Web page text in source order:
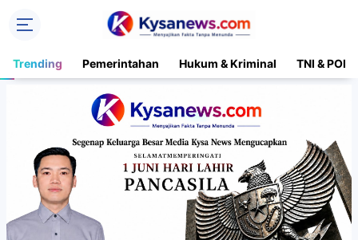
Trending Pemerintahan Hukum & Kriminal TNI &